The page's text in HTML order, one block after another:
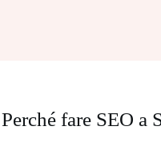
Perché fare SEO a